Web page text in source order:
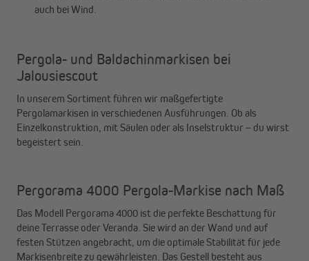
auch bei Wind.
Pergola- und Baldachinmarkisen bei
Jalousiescout
In unserem Sortiment führen wir maßgefertigte
Pergolamarkisen in verschiedenen Ausführungen. Ob als
Einzelkonstruktion, mit Säulen oder als Inselstruktur – du wirst
begeistert sein.
Pergorama 4000 Pergola-Markise nach Maß
Das Modell Pergorama 4000 ist die perfekte Beschattung für
deine Terrasse oder Veranda. Sie wird an der Wand und auf
festen Stützen angebracht, um die optimale Stabilität für jede
Markisenbreite zu gewährleisten. Das Gestell besteht aus